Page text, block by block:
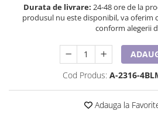
Halate si pijamale Family
Incaltaminte
Pijamale de copii
Cadouri ocazii speciale
Durata de livrare: 24-48 ore de la
produsul nu este disponibil, va oferim
conform alegerii
Cod Produs: A-2316-
Adauga la